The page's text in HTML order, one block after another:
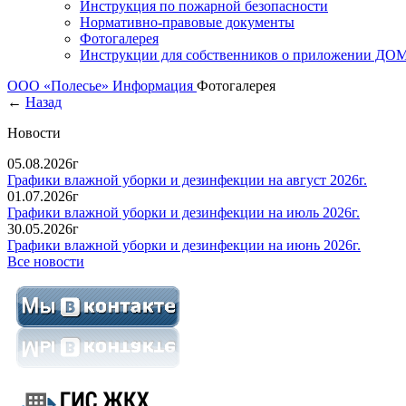
Инструкция по пожарной безопасности
Нормативно-правовые документы
Фотогалерея
Инструкции для собственников о приложении
ООО «Полесье» Информация Фотогалерея
← Назад
Новости
05.08.2026г
Графики влажной уборки и дезинфекции на август 2026г.
01.07.2026г
Графики влажной уборки и дезинфекции на июль 2026г.
30.05.2026г
Графики влажной уборки и дезинфекции на июнь 2026г.
Все новости